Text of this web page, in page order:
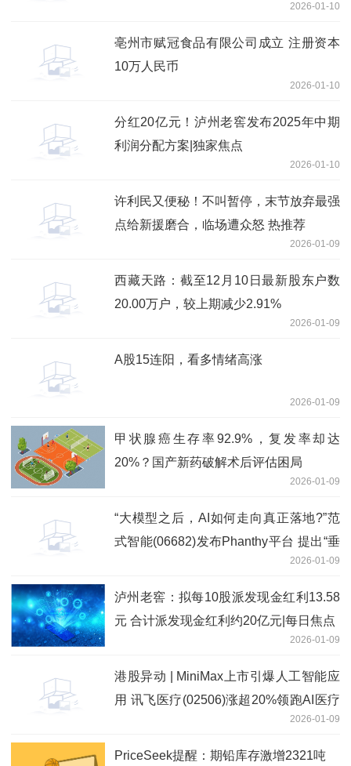
2026-01-10
亳州市赋冠食品有限公司成立 注册资本
10万人民币
2026-01-10
分红20亿元！泸州老窖发布2025年中期
利润分配方案|独家焦点
2026-01-10
许利民又便秘！不叫暂停，末节放弃最强
点给新援磨合，临场遭众怒 热推荐
2026-01-09
西藏天路：截至12月10日最新股东户数
20.00万户，较上期减少2.91%
2026-01-09
A股15连阳，看多情绪高涨
2026-01-09
甲状腺癌生存率92.9%，复发率却达
20%？国产新药破解术后评估困局
2026-01-09
“大模型之后，AI如何走向真正落地?”范
式智能(06682)发布Phanthy平台 提出“垂
2026-01-09
泸州老窖：拟每10股派发现金红利13.58
元 合计派发现金红利约20亿元|每日焦点
2026-01-09
港股异动 | MiniMax上市引爆人工智能应
用 讯飞医疗(02506)涨超20%领跑AI医疗
2026-01-09
PriceSeek提醒：期铅库存激增2321吨